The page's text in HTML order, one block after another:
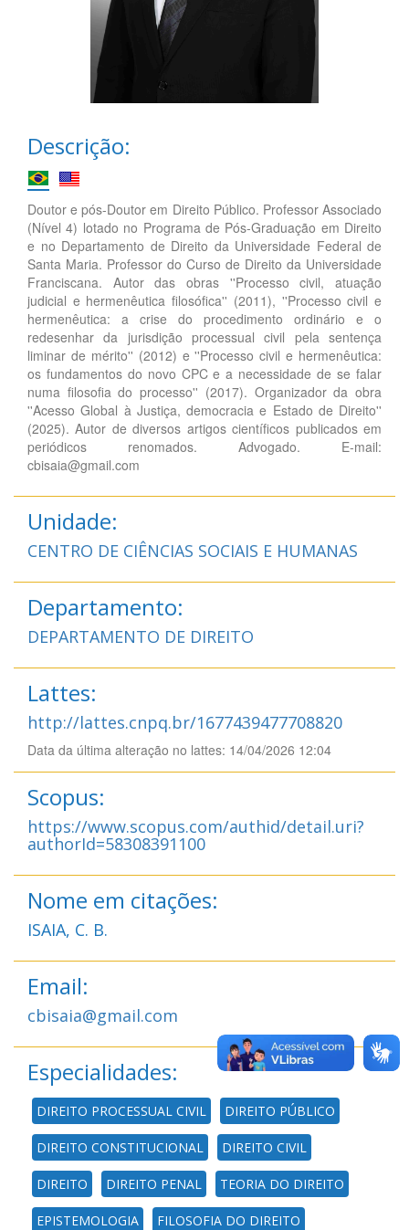
Descrição:
Doutor e pós-Doutor em Direito Público. Professor Associado
(Nível 4) lotado no Programa de Pós-Graduação em Direito
e no Departamento de Direito da Universidade Federal de
Santa Maria. Professor do Curso de Direito da Universidade
Franciscana. Autor das obras ''Processo civil, atuação
judicial e hermenêutica filosófica'' (2011), ''Processo civil e
hermenêutica: a crise do procedimento ordinário e o
redesenhar da jurisdição processual civil pela sentença
liminar de mérito'' (2012) e ''Processo civil e hermenêutica:
os fundamentos do novo CPC e a necessidade de se falar
numa filosofia do processo'' (2017). Organizador da obra
''Acesso Global à Justiça, democracia e Estado de Direito''
(2025). Autor de diversos artigos científicos publicados em
periódicos renomados. Advogado. E-mail:
cbisaia@gmail.com
Unidade:
CENTRO DE CIÊNCIAS SOCIAIS E HUMANAS
Departamento:
DEPARTAMENTO DE DIREITO
Lattes:
http://lattes.cnpq.br/1677439477708820
Data da última alteração no lattes: 14/04/2026 12:04
Scopus:
https://www.scopus.com/authid/detail.uri?
authorId=58308391100
Nome em citações:
ISAIA, C. B.
Email:
cbisaia@gmail.com
Especialidades:
DIREITO PROCESSUAL CIVIL DIREITO PÚBLICO
DIREITO CONSTITUCIONAL DIREITO CIVIL
DIREITO DIREITO PENAL TEORIA DO DIREITO
EPISTEMOLOGIA FILOSOFIA DO DIREITO